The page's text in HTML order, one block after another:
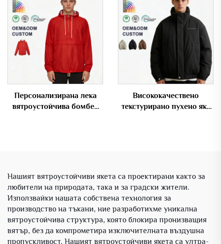
Персонализирана лека
вятроустойчива бомбер
Висококачествено
текстурирано пухено яке
Нашият вятроустойчиви якета са проектирани както за
любители на природата, така и за градски жители.
Използвайки нашата собствена технология за
производство на тъкани, ние разработихме уникална
вятроустойчива структура, която блокира пронизващия
вятър, без да компрометира изключителната въздушна
пропускливост. Нашият вятроустойчиви якета са ултра-